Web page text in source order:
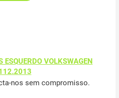
ESQUERDO VOLKSWAGEN
nos sem compromisso.